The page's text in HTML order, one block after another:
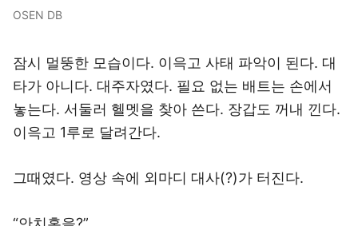
OSEN DB
잠시 멀뚱한 모습이다. 이윽고 사태 파악이 된다. 대
타가 아니다. 대주자였다. 필요 없는 배트는 손에서
놓는다. 서둘러 헬멧을 찾아 쓴다. 장갑도 꺼내 낀다.
이윽고 1루로 달려간다.
그때였다. 영상 속에 외마디 대사(?)가 터진다.